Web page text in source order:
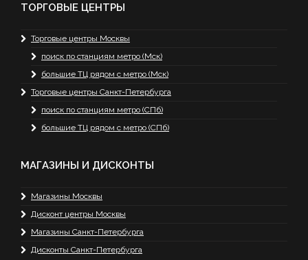
ТОРГОВЫЕ ЦЕНТРЫ
Торговые центры Москвы
поиск по станциям метро (Мск)
большие ТЦ рядом с метро (Мск)
Торговые центры Санкт-Петербурга
поиск по станциям метро (СПб)
большие ТЦ рядом с метро (СПб)
МАГАЗИНЫ И ДИСКОНТЫ
Магазины Москвы
Дисконт центры Москвы
Магазины Санкт-Петербурга
Дисконты Санкт-Петербурга